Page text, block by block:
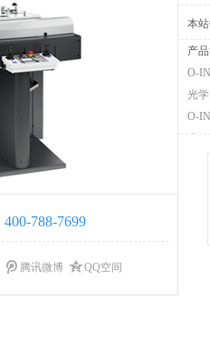
400-788-7699
腾讯微博 QQ空间
本
产
O-
光
O-
术